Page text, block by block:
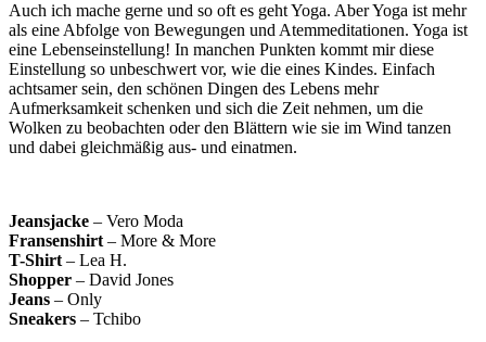
Auch ich mache gerne und so oft es geht Yoga. Aber Yoga ist mehr
als eine Abfolge von Bewegungen und Atemmeditationen. Yoga ist
eine Lebenseinstellung! In manchen Punkten kommt mir diese
Einstellung so unbeschwert vor, wie die eines Kindes. Einfach
achtsamer sein, den schönen Dingen des Lebens mehr
Aufmerksamkeit schenken und sich die Zeit nehmen, um die
Wolken zu beobachten oder den Blättern wie sie im Wind tanzen
und dabei gleichmäßig aus- und einatmen.
Jeansjacke – Vero Moda
Fransenshirt – More & More
T-Shirt – Lea H.
Shopper – David Jones
Jeans – Only
Sneakers – Tchibo